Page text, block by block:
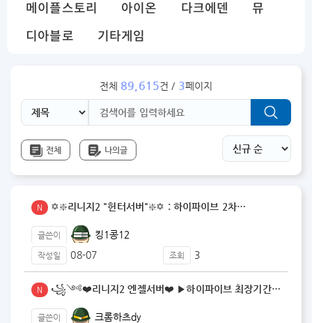
메이플스토리
아이온 다크에덴
뮤
디아블로
기타게임
전체 89,615건 / 3페이지
전체 나의글
N ✡️❇️리니지2 "헌터서버"❇️✡️ : 하이파이브 2차…
글쓴이 킹1콩12
작성일 08-07 조회 3
N ꧁༺❤️리니지2 엔젤서버❤️ ▶️하이파이브 최장기간 운…
글쓴이 크롬하츠dy